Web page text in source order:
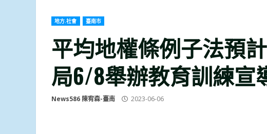
地方.社會 臺南市
平均地權條例子法預
局6/8舉辦教育訓練宣
News586 陳宥森-臺南 2023-06-06